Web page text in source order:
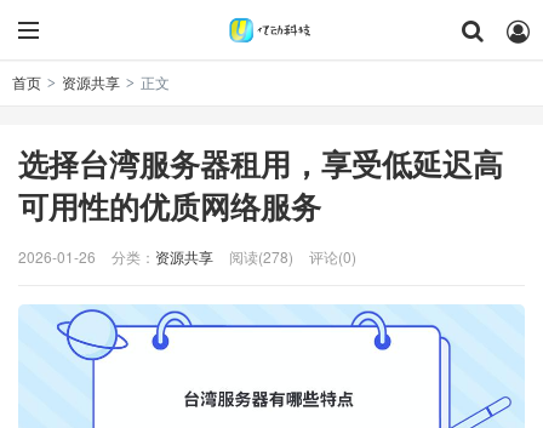
首页 > 资源共享 > 正文
选择台湾服务器租用，享受低延迟高
可用性的优质网络服务
2026-01-26 分类： 资源共享 阅读(278) 评论(0)